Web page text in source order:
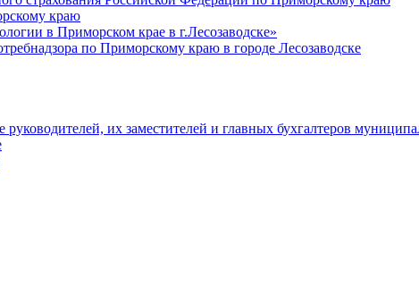
краю
в Приморском крае в г.Лесозаводске»
по Приморскому краю в городе Лесозаводске
руководителей, их заместителей и главных бухгалтеров